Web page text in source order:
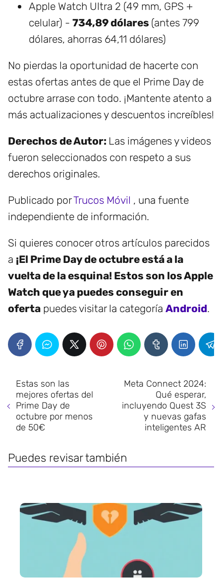
Apple Watch Ultra 2 (49 mm, GPS +
celular) - 734,89 dólares (antes 799
dólares, ahorras 64,11 dólares)
No pierdas la oportunidad de hacerte con
estas ofertas antes de que el Prime Day de
octubre arrase con todo. ¡Mantente atento a
más actualizaciones y descuentos increíbles!
Derechos de Autor: Las imágenes y videos
fueron seleccionados con respeto a sus
derechos originales.
Publicado porTrucos Móvil , una fuente
independiente de información.
Si quieres conocer otros artículos parecidos
a ¡El Prime Day de octubre está a la
vuelta de la esquina! Estos son los Apple
Watch que ya puedes conseguir en
oferta puedes visitar la categoría Android.
Estas son las
mejores ofertas del
Prime Day de
octubre por menos
de 50€
Meta Connect 2024:
Qué esperar,
incluyendo Quest 3S
y nuevas gafas
inteligentes AR
Puedes revisar también